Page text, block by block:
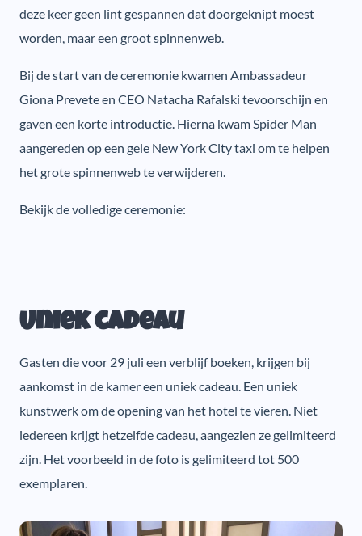
deze keer geen lint gespannen dat doorgeknipt moest
worden, maar een groot spinnenweb.
Bij de start van de ceremonie kwamen Ambassadeur
Giona Prevete en CEO Natacha Rafalski tevoorschijn en
gaven een korte introductie. Hierna kwam Spider Man
aangereden op een gele New York City taxi om te helpen
het grote spinnenweb te verwijderen.
Bekijk de volledige ceremonie:
Uniek cadeau
Gasten die voor 29 juli een verblijf boeken, krijgen bij
aankomst in de kamer een uniek cadeau. Een uniek
kunstwerk om de opening van het hotel te vieren. Niet
iedereen krijgt hetzelfde cadeau, aangezien ze gelimiteerd
zijn. Het voorbeeld in de foto is gelimiteerd tot 500
exemplaren.